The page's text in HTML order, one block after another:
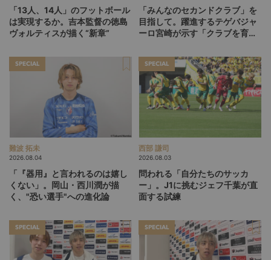
「13人、14人」のフットボール
は実現するか。吉本監督の徳島
ヴォルティスが描く“新章”
「みんなのセカンドクラブ」を
目指して。躍進するテゲバジャ
ーロ宮崎が示す「クラブを育て
SPECIAL
難波 拓未
2026.08.04
「『器用』と言われるのは嬉し
くない」。岡山・西川潤が描
く、"恐い選手"への進化論
SPECIAL
西部 謙司
2026.08.03
問われる「自分たちのサッカ
ー」。J1に挑むジェフ千葉が直
面する試練
SPECIAL SPECIAL